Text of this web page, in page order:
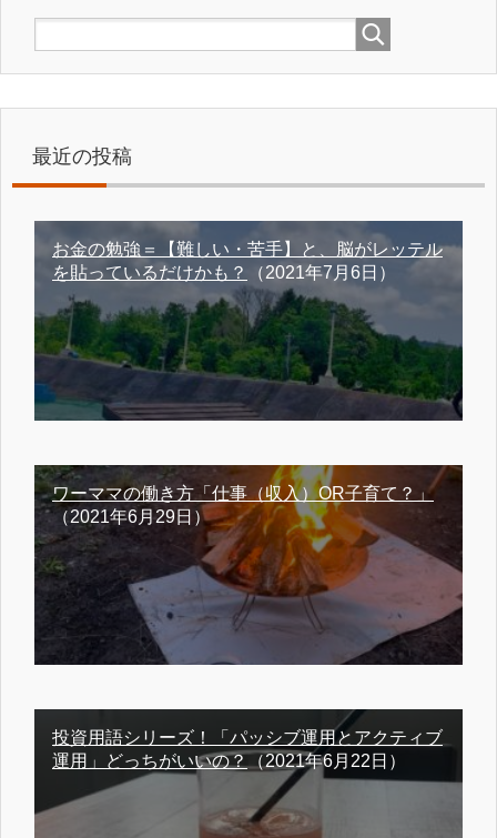
最近の投稿
お金の勉強＝【難しい・苦手】と、脳がレッテル
を貼っているだけかも？
（2021年7月6日）
ワーママの働き方「仕事（収入）OR子育て？」
（2021年6月29日）
投資用語シリーズ！「パッシブ運用とアクティブ
運用」どっちがいいの？ （2021年6月22日）